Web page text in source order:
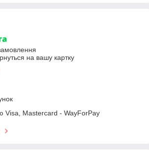
на вашу картку
Visa, Mastercard - WayForPay